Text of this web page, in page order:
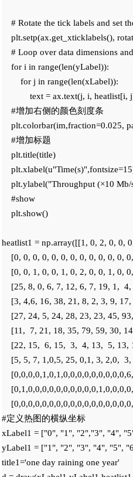
# Rotate the tick labels and set
plt.setp(ax.get_xticklabels(),
# Loop over data dimensions and
    for i in range(len(yLabel)):
        for j in range(len(xLabel)):
text = ax.text(j, i,
    #增加右侧的颜色刻度条
plt.colorbar(im,fraction=0.025,
    #增加标题
    plt.title(title)
plt.ylabel("Throughput (×10
    #show
    plt.show()
heatlist1 = np.array([[1, 0, 2, 0, 0,
[0, 0, 0, 0, 0, 0, 0, 0, 0, 0, 0, 0,
[0, 0, 1, 0, 0, 1, 0, 2, 0, 0, 1, 0,
[25, 8, 0, 6, 7, 12, 6, 7, 19, 1,
[3, 4,6, 16, 38, 21, 8, 2, 3, 9,
[27, 24, 5, 24, 28, 23, 23, 45,
[11,  7, 21, 18, 35, 79, 59, 30,
[22, 15,  6, 15,  3,  4, 13,  5,
[5, 5, 7, 1,0,5, 25, 0,1, 3, 2,0,
#定义热图的横纵坐标
xLabel1 = ["0", "1", "2","3", "4",
yLabel1 = ["1", "2", "3", "4", "5",
title1='one day raining one year'